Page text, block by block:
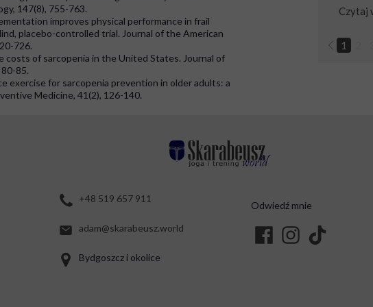
Czytaj
1
147(8), 755-763.
improves physical performance in frail
placebo-controlled trial. Journal of the American
726.
costs of sarcopenia in the United States. Journal of
85.
exercise for sarcopenia prevention in older adults: a
Medicine, 41(2), 126-140.
+48 519 657 911
adam@skarabeusz.world
Bydgoszcz i okolice
Odwiedź mnie